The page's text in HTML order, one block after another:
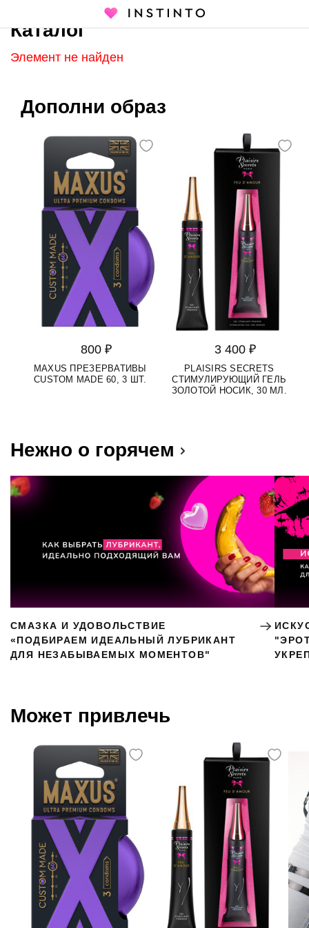
Каталог
Каталог
Элемент не найден
Дополни образ
800 ₽
MAXUS ПРЕЗЕРВАТИВЫ
CUSTOM MADE 60, 3 ШТ.
3 400 ₽
PLAISIRS SECRETS
СТИМУЛИРУЮЩИЙ ГЕЛЬ
ЗОЛОТОЙ НОСИК, 30 МЛ.
Нежно о горячем
СМАЗКА И УДОВОЛЬСТВИЕ
«ПОДБИРАЕМ ИДЕАЛЬНЫЙ ЛУБРИКАНТ
ДЛЯ НЕЗАБЫВАЕМЫХ МОМЕНТОВ"
Может привлечь